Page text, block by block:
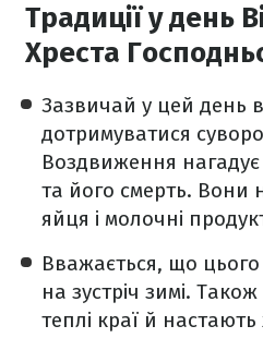
Традиції у день
Хреста
Зазвичай у цей день
дотримуватися
Воздвиження
та його смерть. Вони
яйця і молочні
Вважається, що цього
на зустріч зимі.
теплі краї й настають